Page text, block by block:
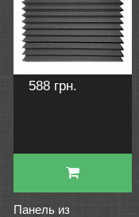
588 грн.
Панель из